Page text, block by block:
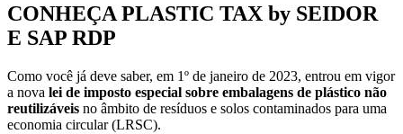
CONHEÇA PLASTIC TAX by SEIDOR
E SAP RDP
Como você já deve saber, em 1º de janeiro de 2023, entrou em vigor
a nova lei de imposto especial sobre embalagens de plástico não
reutilizáveis no âmbito de resíduos e solos contaminados para uma
economia circular (LRSC).